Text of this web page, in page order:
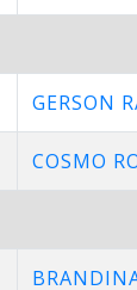
GERSON
COSMO